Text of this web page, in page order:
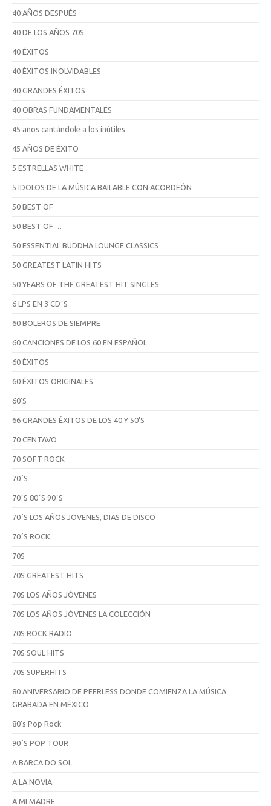
40 AÑOS DESPUÉS
40 DE LOS AÑOS 70S
40 ÉXITOS
40 ÉXITOS INOLVIDABLES
40 GRANDES ÉXITOS
40 OBRAS FUNDAMENTALES
45 años cantándole a los inútiles
45 AÑOS DE ÉXITO
5 ESTRELLAS WHITE
5 IDOLOS DE LA MÚSICA BAILABLE CON ACORDEÓN
50 BEST OF
50 BEST OF …
50 ESSENTIAL BUDDHA LOUNGE CLASSICS
50 GREATEST LATIN HITS
50 YEARS OF THE GREATEST HIT SINGLES
6 LPS EN 3 CD´S
60 BOLEROS DE SIEMPRE
60 CANCIONES DE LOS 60 EN ESPAÑOL
60 ÉXITOS
60 ÉXITOS ORIGINALES
60'S
66 GRANDES ÉXITOS DE LOS 40 Y 50'S
70 CENTAVO
70 SOFT ROCK
70´S
70´S 80´S 90´S
70´S LOS AÑOS JOVENES, DIAS DE DISCO
70´S ROCK
70S
70S GREATEST HITS
70S LOS AÑOS JÓVENES
70S LOS AÑOS JÓVENES LA COLECCIÓN
70S ROCK RADIO
70S SOUL HITS
70S SUPERHITS
80 ANIVERSARIO DE PEERLESS DONDE COMIENZA LA MÚSICA
GRABADA EN MÉXICO
80's Pop Rock
90´S POP TOUR
A BARCA DO SOL
A LA NOVIA
A MI MADRE